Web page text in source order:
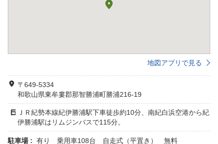
地図アプリで見る
〒649-5334
和歌山県東牟婁郡那智勝浦町勝浦216-19
ＪＲ紀勢本線紀伊勝浦駅下車徒歩約10分、南紀白浜空港から紀
伊勝浦駅はリムジンバスで115分。
駐車場 : 有り 乗用車108台 自走式（平置き） 無料